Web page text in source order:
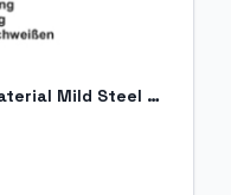
PT Threaded stud M5x30 Material Mild Steel 4.8 acc. EN ISO 13918